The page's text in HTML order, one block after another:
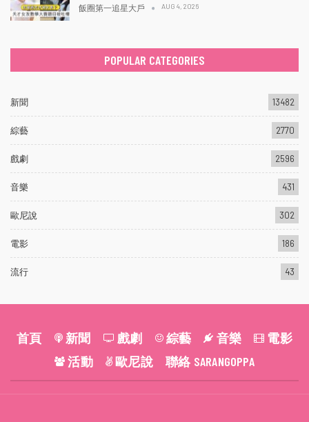
飯圈第一追星大戶 AUG 4, 2026
POPULAR CATEGORIES
新聞 13482
綜藝 2770
戲劇 2596
音樂 431
歐尼說 302
電影 186
流行 43
首頁 新聞 戲劇 綜藝 音樂
電影
活動
歐尼說 聯絡 SARANGOPPA